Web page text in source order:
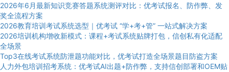
2026年6月最新知识竞赛答题系统测评对比：优考试报名、防作弊、发
奖全流程方案
2026教育培训考试系统选型｜优考试 “学+考+管” 一站式解决方案
2026培训机构增收新模式：课程+考试系统贴牌打包，信创私有化适配
全场景
Top3在线考试系统防泄题功能对比，优考试打造全场景题目防盗方案
人力外包培训招考系统：优考试AI出题+防作弊，支持信创部署和OEM贴